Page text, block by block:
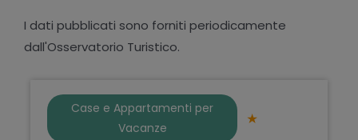
I dati pubblicati sono forniti periodicamente
dall'Osservatorio Turistico.
Case e Appartamenti per
Vacanze